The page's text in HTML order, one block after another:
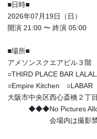
■日時■
2026年07月19日（日）
開演 21:00 〜 終演 05:00
■場所■
アメソンスクエアビル３階
○THIRD PLACE BAR
○Empire Kitchen ○LABAR
大阪市中央区西心斎橋２丁
◆◆◆No Pictures
会場内は撮影禁